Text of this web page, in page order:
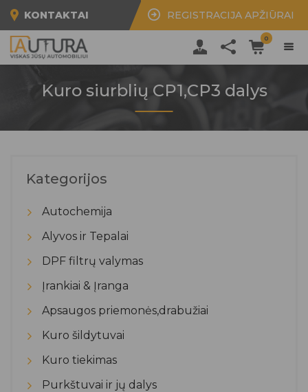
KONTAKTAI REGISTRACIJA APŽIŪRAI
0
Kuro siurblių CP1,CP3 dalys
Kategorijos
Autochemija
Alyvos ir Tepalai
DPF filtrų valymas
Įrankiai & Įranga
Apsaugos priemonės,drabužiai
Kuro šildytuvai
Kuro tiekimas
Purkštuvai ir jų dalys